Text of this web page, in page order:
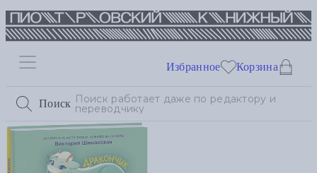
Поиск
Избранное Корзина